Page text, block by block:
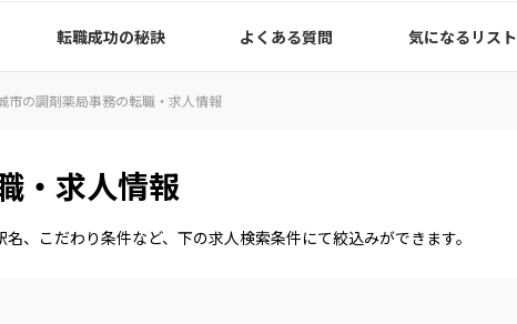
転職成功の秘訣
履歴書の書き方
職務経歴書の書き方
面接の心得
面接のコツ
転職の際に知っておきたいこと
年齢早見表
給与
よくある質問 気になるリスト
市の調剤薬局事務の転職・求人情報
・求人情報
、こだわり条件など、下の求人検索条件にて絞込みができます。